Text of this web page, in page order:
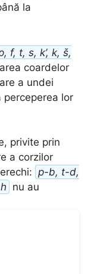
la
f, t, s, k’, k, š,
coardelor
a undei
perceperea lor
privite prin
a corzilor
p-b, t-d,
nu au